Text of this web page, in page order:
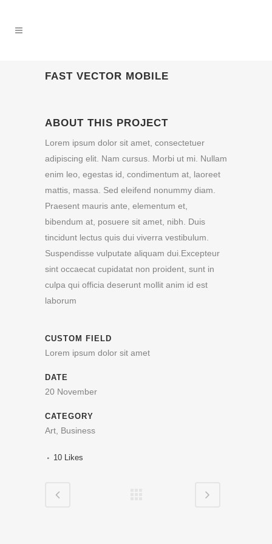
FAST VECTOR MOBILE
ABOUT THIS PROJECT
Lorem ipsum dolor sit amet, consectetuer
adipiscing elit. Nam cursus. Morbi ut mi. Nullam
enim leo, egestas id, condimentum at, laoreet
mattis, massa. Sed eleifend nonummy diam.
Praesent mauris ante, elementum et,
bibendum at, posuere sit amet, nibh. Duis
tincidunt lectus quis dui viverra vestibulum.
Suspendisse vulputate aliquam dui.Excepteur
sint occaecat cupidatat non proident, sunt in
culpa qui officia deserunt mollit anim id est
laborum
CUSTOM FIELD
Lorem ipsum dolor sit amet
DATE
20 November
CATEGORY
Art, Business
10 Likes